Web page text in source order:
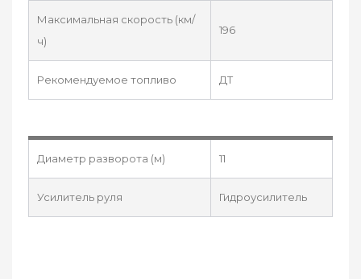
Максимальная скорость (км/
ч)
196
Рекомендуемое топливо ДТ
Диаметр разворота (м) 11
Усилитель руля Гидроусилитель